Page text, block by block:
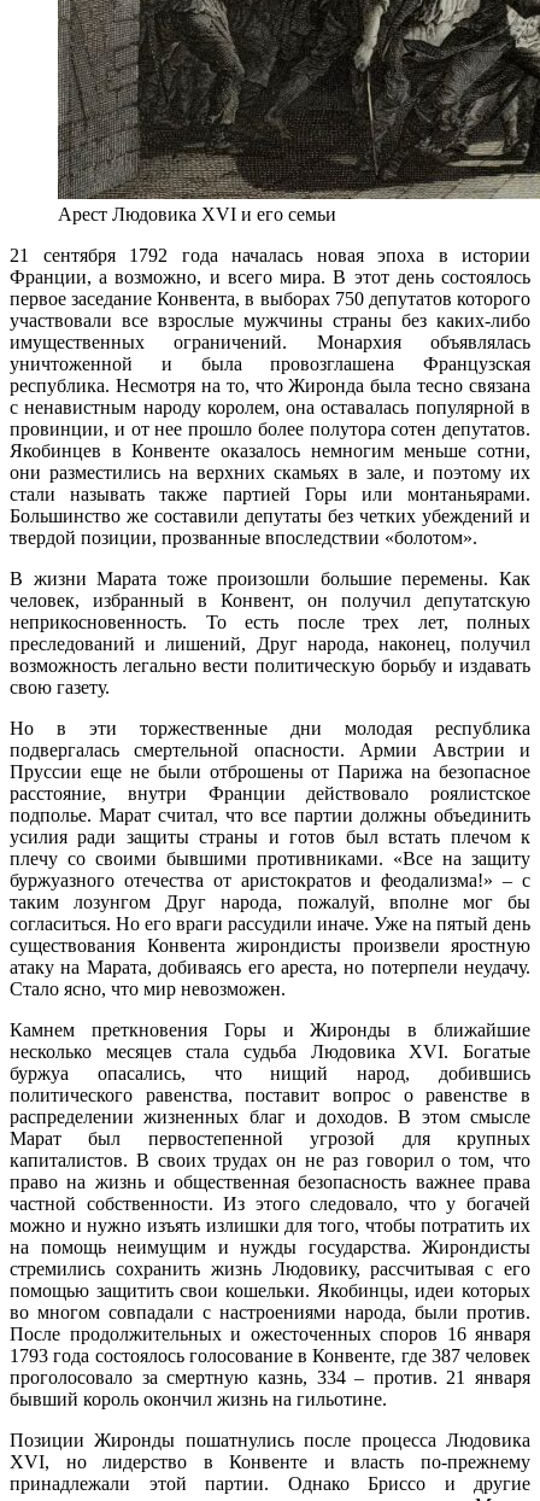
Арест Людовика XVI и его семьи
21 сентября 1792 года началась новая эпоха в истории
Франции, а возможно, и всего мира. В этот день состоялось
первое заседание Конвента, в выборах 750 депутатов которого
участвовали все взрослые мужчины страны без каких-либо
имущественных ограничений. Монархия объявлялась
уничтоженной и была провозглашена Французская
республика. Несмотря на то, что Жиронда была тесно связана
с ненавистным народу королем, она оставалась популярной в
провинции, и от нее прошло более полутора сотен депутатов.
Якобинцев в Конвенте оказалось немногим меньше сотни,
они разместились на верхних скамьях в зале, и поэтому их
стали называть также партией Горы или монтаньярами.
Большинство же составили депутаты без четких убеждений и
твердой позиции, прозванные впоследствии «болотом».
В жизни Марата тоже произошли большие перемены. Как
человек, избранный в Конвент, он получил депутатскую
неприкосновенность. То есть после трех лет, полных
преследований и лишений, Друг народа, наконец, получил
возможность легально вести политическую борьбу и издавать
свою газету.
Но в эти торжественные дни молодая республика
подвергалась смертельной опасности. Армии Австрии и
Пруссии еще не были отброшены от Парижа на безопасное
расстояние, внутри Франции действовало роялистское
подполье. Марат считал, что все партии должны объединить
усилия ради защиты страны и готов был встать плечом к
плечу со своими бывшими противниками. «Все на защиту
буржуазного отечества от аристократов и феодализма!» – с
таким лозунгом Друг народа, пожалуй, вполне мог бы
согласиться. Но его враги рассудили иначе. Уже на пятый день
существования Конвента жирондисты произвели яростную
атаку на Марата, добиваясь его ареста, но потерпели неудачу.
Стало ясно, что мир невозможен.
Камнем преткновения Горы и Жиронды в ближайшие
несколько месяцев стала судьба Людовика XVI. Богатые
буржуа опасались, что нищий народ, добившись
политического равенства, поставит вопрос о равенстве в
распределении жизненных благ и доходов. В этом смысле
Марат был первостепенной угрозой для крупных
капиталистов. В своих трудах он не раз говорил о том, что
право на жизнь и общественная безопасность важнее права
частной собственности. Из этого следовало, что у богачей
можно и нужно изъять излишки для того, чтобы потратить их
на помощь неимущим и нужды государства. Жирондисты
стремились сохранить жизнь Людовику, рассчитывая с его
помощью защитить свои кошельки. Якобинцы, идеи которых
во многом совпадали с настроениями народа, были против.
После продолжительных и ожесточенных споров 16 января
1793 года состоялось голосование в Конвенте, где 387 человек
проголосовало за смертную казнь, 334 – против. 21 января
бывший король окончил жизнь на гильотине.
Позиции Жиронды пошатнулись после процесса Людовика
XVI, но лидерство в Конвенте и власть по-прежнему
принадлежали этой партии. Однако Бриссо и другие